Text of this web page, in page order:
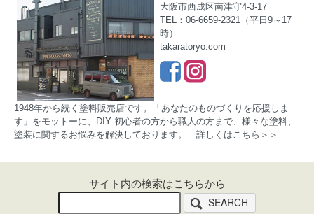
大阪市西成区南津守4-3-17
TEL：06-6659-2321（平日9～17
時）
takaratoryo.com
1948年から続く塗料販売店です。「あなたのものづくりを応援しま
す」をモットーに、DIY 初心者の方から職人の方まで、様々な塗料、
塗装に関するお悩みを解決しております。 詳しくはこちら＞＞
サイト内の検索はこちらから
SEARCH